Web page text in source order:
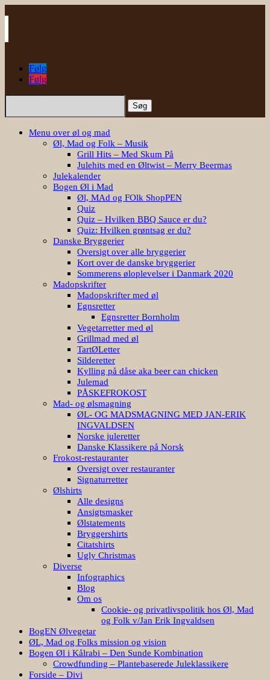
Følg
Følg
Søg
Menu over øl og mad
Øl, Mad og Folk – Musik
Grill Hits – Med Skum På
Julehits med en Øltwist – Merry Beermas
Julekalender
Bogen Øl i Mad
Øl, MAd og FOlk ShopPEN
Quiz
Quiz – Hvilken BBQ Sauce er du?
Quiz: Hvilken grøntsag er du?
Danske Bryggerier
Oversigt over alle bryggerier
Kort over de danske bryggerier
Sommerens øloplevelser i Danmark 2020
Madopskrifter
Madopskrifter med øl
Egnsretter
Egnsretter Bornholm
Vegetarretter med øl
Grillmad med øl
TartØLetter
Silderetter
Kylling på dåse aka beer can chicken
Julemad
PÅSKEFROKOST
Mad- og ølsmagning
ØL- OG MADSMAGNING MED JAN-ERIK
INGVALDSEN
Norske juleretter
Danske Klassikere på Norsk
Frokost-restauranter
Oversigt over restauranter
Signaturretter
Ølshirts
Alle designs
Ansigtsmasker
Ølstatements
Bryggershirts
Citatshirts
Ugly Christmas
Diverse
Infographics
Blog
Om os
Cookie- og privatlivspolitik hos Øl, Mad
og Folk v/Jan Erik Ingvaldsen
BogEN Ølvegetar
ØL, Mad og Folks mission og vision
Bogen Øl i Kålrabi – Den Sunde Kombination
Crowdfunding – Plantebaserede Juleklassikere
Forside – Divi